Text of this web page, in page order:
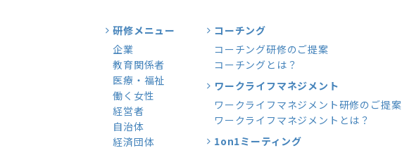
研修メニュー
企業
教育関係者
医療・福祉
働く女性
経営者
自治体
経済団体
コーチング
コーチング研修のご提案
コーチングとは？
ワークライフマネジメント
ワークライフマネジメント研修のご提案
ワークライフマネジメントとは？
1on1ミーティング